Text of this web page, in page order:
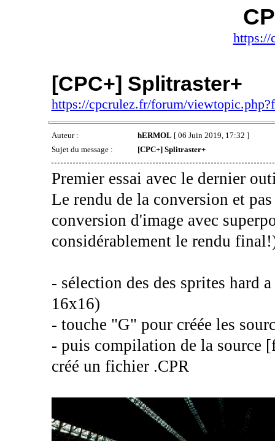
https://
[CPC+] Splitraster+
https://cpcrulez.fr/forum/
Auteur : hERMOL [ 06 Juin 2019, 17:32 ]
Sujet du message :
[CPC+] Splitraster+
Premier essai avec le dernier
Le rendu de la conversion et
conversion d'image avec
considérablement le rendu
- sélection des des sprites hard
16x16)
- touche "G" pour créée les
- puis compilation de la source
créé un fichier .CPR